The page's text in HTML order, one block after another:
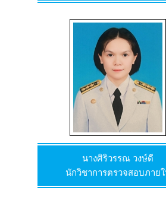
นางศิริวรรณ วงษ์ดี
นักวิชาการตรวจสอบภาย